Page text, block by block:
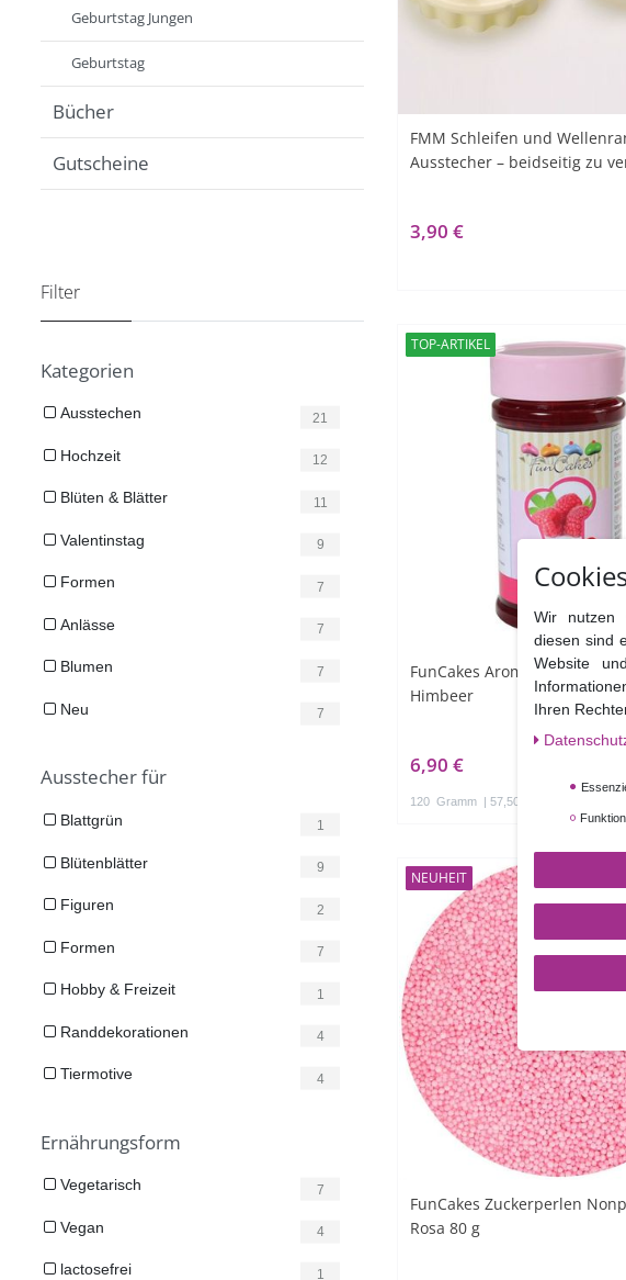
Geburtstag Jungen
Geburtstag
Bücher
Gutscheine
Filter
Kategorien
Ausstechen 21
Hochzeit 12
Blüten & Blätter 11
Valentinstag 9
Formen 7
Anlässe 7
Blumen 7
Neu 7
Ausstecher für
Blattgrün 1
Blütenblätter 9
Figuren 2
Formen 7
Hobby & Freizeit 1
Randdekorationen 4
Tiermotive 4
Ernährungsform
Vegetarisch 7
Vegan 4
lactosefrei 1
FMM Schleifen und
Ausstecher – beidseitig zu
3,90 €
TOP-ARTIKEL
FunCakes Aromastoff
Himbeer
6,90 €
120 Gramm | 57,50 € / Kilogramm
NEUHEIT
FunCakes Zuckerperlen
Rosa 80 g
Wir nutzen
diesen sind
Website
Ihren